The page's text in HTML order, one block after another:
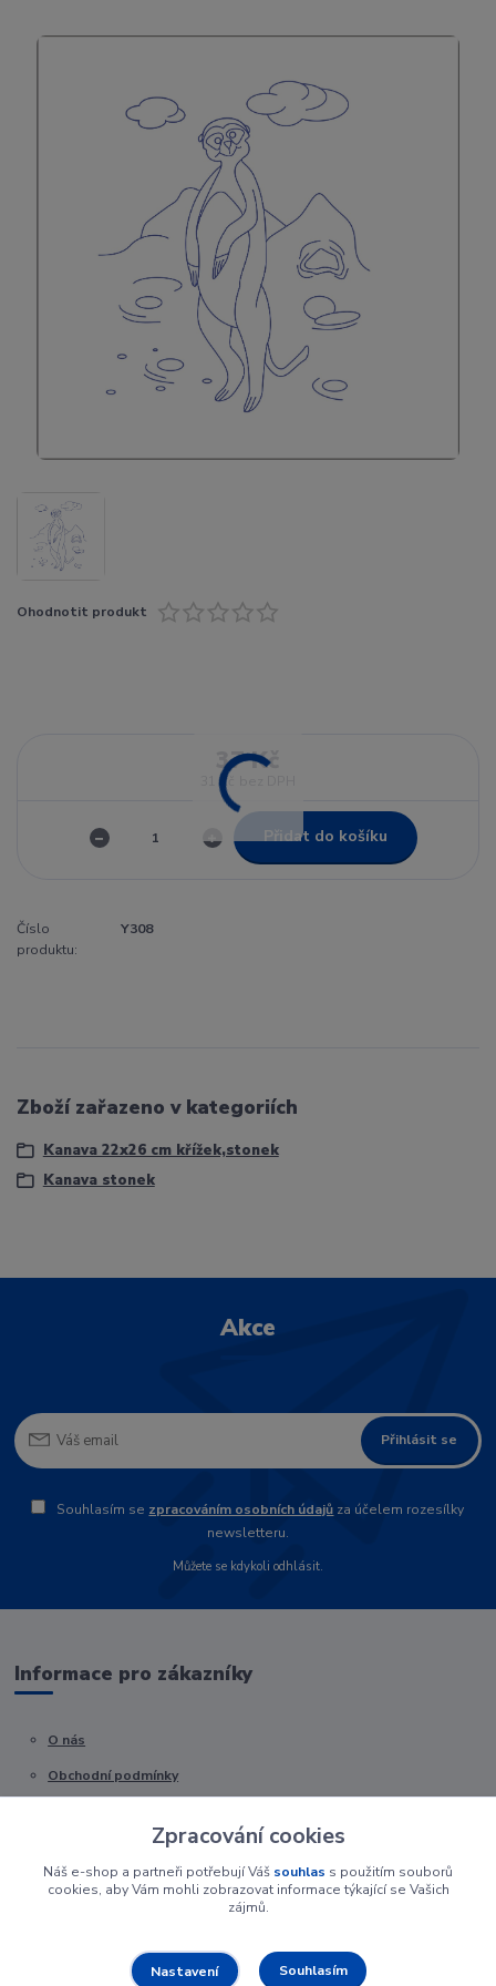
Ohodnotit produkt
37 Kč
31 Kč
Přidat do košíku
Číslo
produktu:
Y308
Zboží zařazeno v kategoriích
Kanava 22x26 cm křížek,stonek
Kanava stonek
Akce
Přihlásit se
Souhlasím se zpracováním osobních údajů za účelem rozesílky
newsletteru.
Můžete se kdykoli odhlásit.
Informace pro zákazníky
O nás
Obchodní podmínky
Zpracování cookies
Náš e-shop a partneři potřebují Váš souhlas s použitím souborů
cookies, aby Vám mohli zobrazovat informace týkající se Vašich
zájmů.
Nastavení Souhlasím